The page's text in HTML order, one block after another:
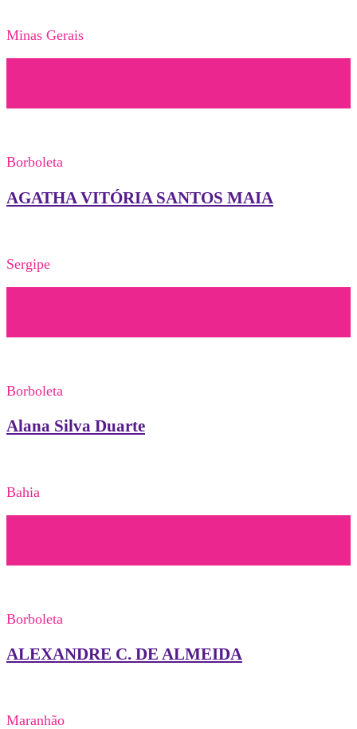
Minas Gerais
Borboleta
AGATHA VITÓRIA SANTOS MAIA
Sergipe
Borboleta
Alana Silva Duarte
Bahia
Borboleta
ALEXANDRE C. DE ALMEIDA
Maranhão